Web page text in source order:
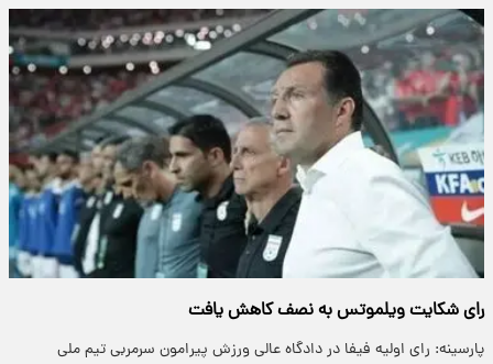
رای شکایت ویلموتس به نصف کاهش یافت
پارسینه: رای اولیه فیفا در دادگاه عالی ورزش پیرامون سرمربی تیم ملی